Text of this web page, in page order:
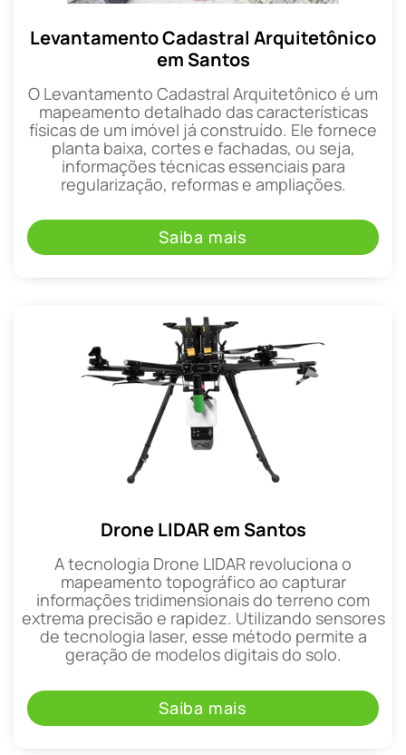
Levantamento Cadastral Arquitetônico
em Santos
O Levantamento Cadastral Arquitetônico é um
mapeamento detalhado das características
físicas de um imóvel já construído. Ele fornece
planta baixa, cortes e fachadas, ou seja,
informações técnicas essenciais para
regularização, reformas e ampliações.
Saiba mais
Drone LIDAR em Santos
A tecnologia Drone LIDAR revoluciona o
mapeamento topográfico ao capturar
informações tridimensionais do terreno com
extrema precisão e rapidez. Utilizando sensores
de tecnologia laser, esse método permite a
geração de modelos digitais do solo.
Saiba mais